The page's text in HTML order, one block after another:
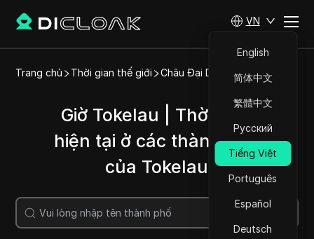
VN
English
简体中文
繁體中文
Русский
Tiếng Việt
Português
Español
Deutsch
Trang chủ Thời gian thế giới Châu Đại Dương Tokelau
Giờ Tokelau | Thời gian
hiện tại ở các thành phố
của Tokelau
Tìm kiếm